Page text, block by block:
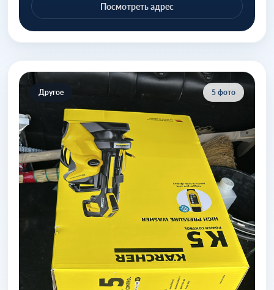
Другое 5 фото
Посмотреть адрес